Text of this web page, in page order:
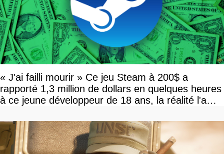
« J'ai failli mourir » Ce jeu Steam à 200$ a
rapporté 1,3 million de dollars en quelques heures
à ce jeune développeur de 18 ans, la réalité l'a